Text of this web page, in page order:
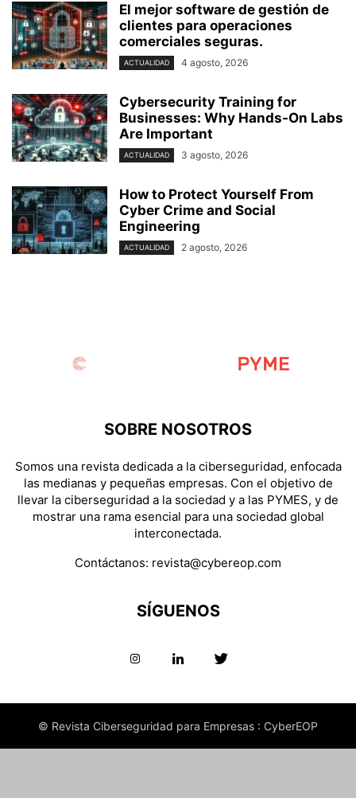
El mejor software de gestión de
clientes para operaciones
comerciales seguras.
ACTUALIDAD 4 agosto, 2026
Cybersecurity Training for
Businesses: Why Hands-On Labs
Are Important
ACTUALIDAD 3 agosto, 2026
How to Protect Yourself From
Cyber Crime and Social
Engineering
ACTUALIDAD 2 agosto, 2026
SOBRE NOSOTROS
Somos una revista dedicada a la ciberseguridad, enfocada
las medianas y pequeñas empresas. Con el objetivo de
llevar la ciberseguridad a la sociedad y a las PYMES, y de
mostrar una rama esencial para una sociedad global
interconectada.
Contáctanos: revista@cybereop.com
SÍGUENOS
© Revista Ciberseguridad para Empresas : CyberEOP